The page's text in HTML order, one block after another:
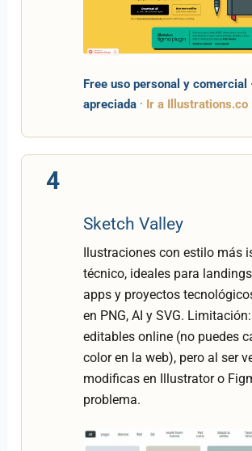
Free uso personal y comercial
apreciada· Ir a Illustrations.co
4
Sketch Valley
Ilustraciones con estilo más
técnico, ideales para
apps y proyectos
en PNG, AI y SVG.
editables online (no puedes
color en la web), pero al ser
modificas en Illustrator o
problema.